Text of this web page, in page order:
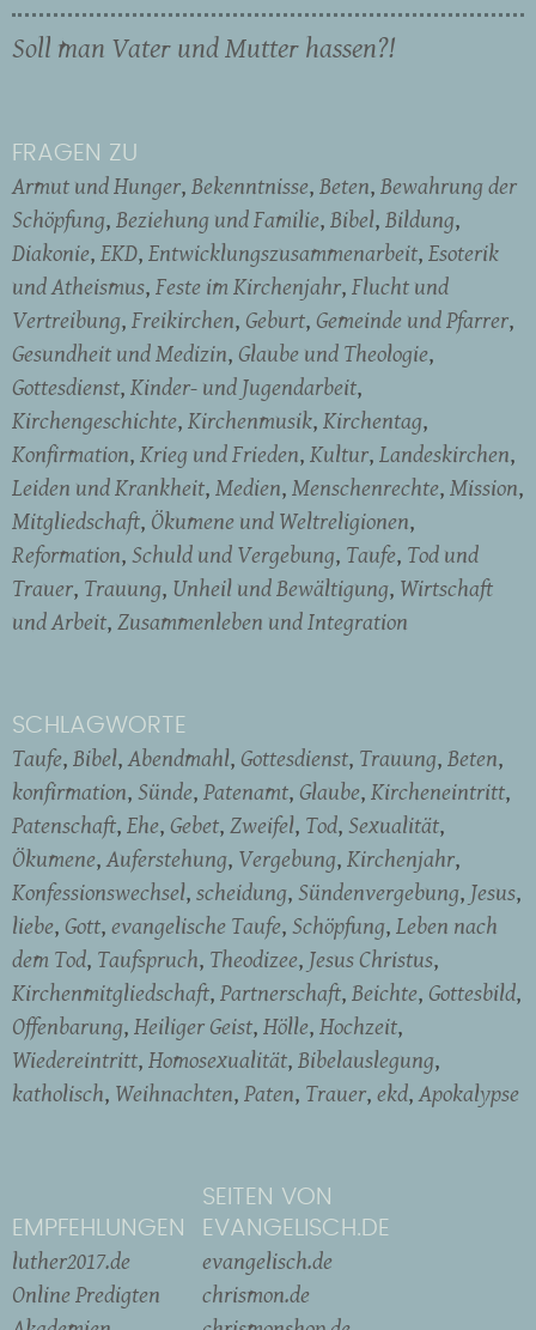
Soll man Vater und Mutter hassen?!
FRAGEN ZU
Armut und Hunger Bekenntnisse Beten Bewahrung der
Schöpfung Beziehung und Familie Bibel Bildung
Diakonie EKD Entwicklungszusammenarbeit Esoterik
und Atheismus Feste im Kirchenjahr Flucht und
Vertreibung Freikirchen Geburt Gemeinde und Pfarrer
Gesundheit und Medizin Glaube und Theologie
Gottesdienst Kinder- und Jugendarbeit
Kirchengeschichte Kirchenmusik Kirchentag
Konfirmation Krieg und Frieden Kultur Landeskirchen
Leiden und Krankheit Medien Menschenrechte Mission
Mitgliedschaft Ökumene und Weltreligionen
Reformation Schuld und Vergebung Taufe Tod und
Trauer Trauung Unheil und Bewältigung Wirtschaft
und Arbeit Zusammenleben und Integration
SCHLAGWORTE
Taufe Bibel Abendmahl Gottesdienst Trauung Beten
konfirmation Sünde Patenamt Glaube Kircheneintritt
Patenschaft Ehe Gebet Zweifel Tod Sexualität
Ökumene Auferstehung Vergebung Kirchenjahr
Konfessionswechsel scheidung Sündenvergebung Jesus
liebe Gott evangelische Taufe Schöpfung Leben nach
dem Tod Taufspruch Theodizee Jesus Christus
Kirchenmitgliedschaft Partnerschaft Beichte Gottesbild
Offenbarung Heiliger Geist Hölle Hochzeit
Wiedereintritt Homosexualität Bibelauslegung
katholisch Weihnachten Paten Trauer ekd Apokalypse
EMPFEHLUNGEN
luther2017.de
Online Predigten
SEITEN VON
EVANGELISCH.DE
evangelisch.de
chrismon.de